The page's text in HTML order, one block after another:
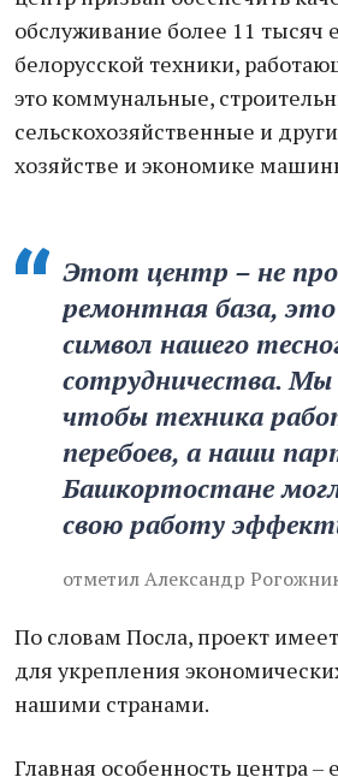
обслуживание более 11 тысяч
белорусской техники,
это коммунальные,
сельскохозяйственные и
хозяйстве и экономике
Этот центр – не
ремонтная база,
символ нашего
сотрудничества.
чтобы техника
перебоев, а наши
Башкортостане
свою работу
отметил Александр
По словам Посла, проект
для укрепления
нашими странами.
Главная особенность центра –